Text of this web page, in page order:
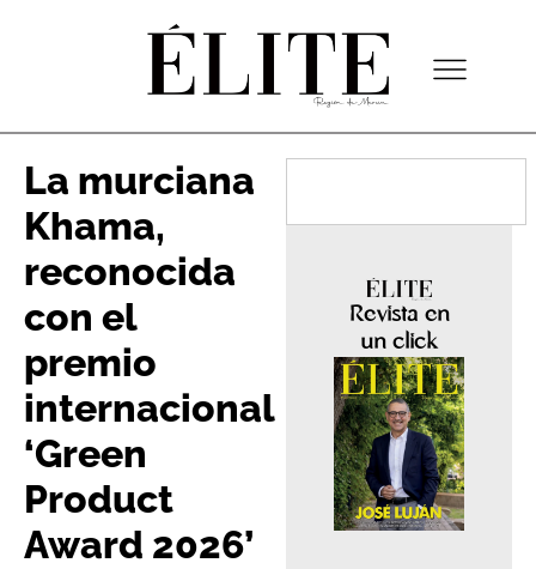
La murciana
Khama,
reconocida
con el
premio
internacional
‘Green
Product
Award 2026’
Revista en
un click